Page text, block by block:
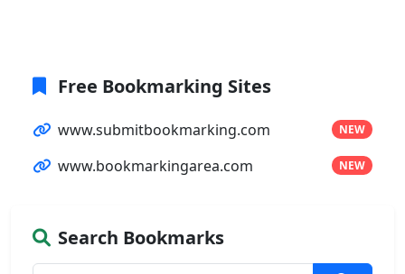
Free Bookmarking Sites
www.submitbookmarking.com NEW
www.bookmarkingarea.com NEW
Search Bookmarks